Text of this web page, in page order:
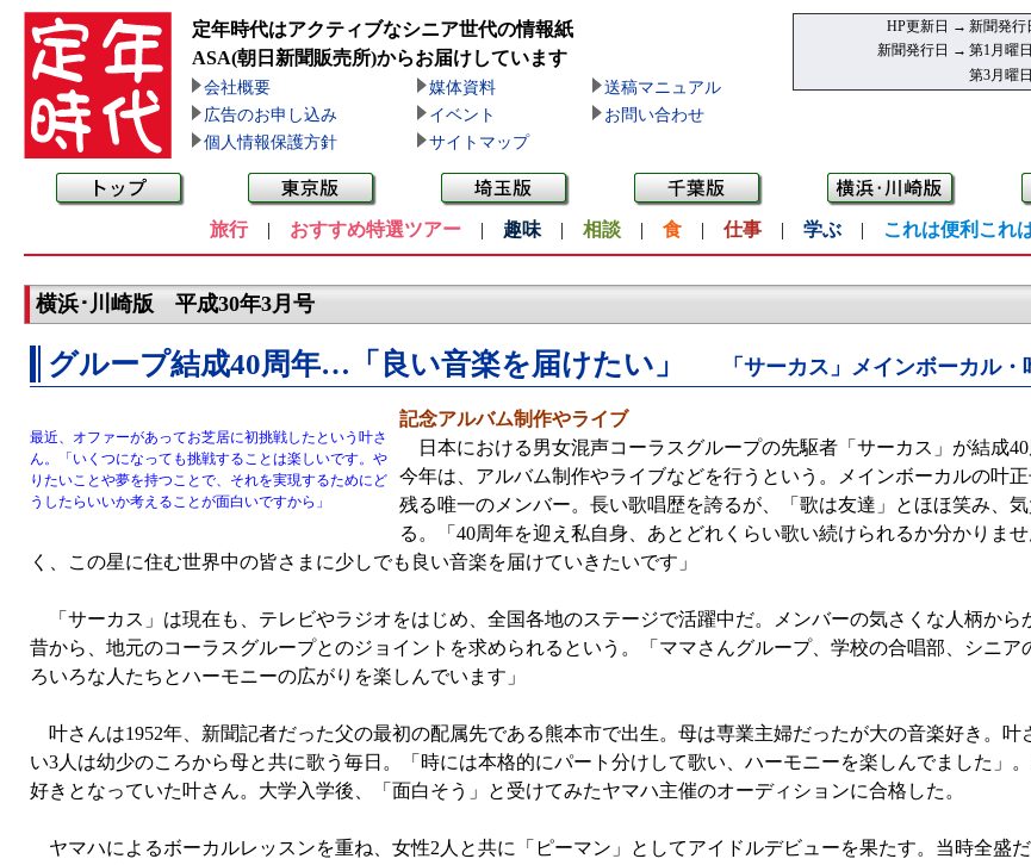
定年時代はアクティブなシニア世代の情報紙
ASA(朝日新聞販売所)からお届けしています
会社概要 媒体資料
送稿マニュアル
広告のお申し込み
イベント
お問い合わせ
個人情報保護方針
サイトマップ
HP更新日 → 新聞発行
新聞発行日 → 第1月曜
第3月曜
旅行| おすすめ特選ツアー | 趣味 | 相談 | 食 | 仕事 | 学ぶ | これは便利これ
横浜･川崎版 平成30年3月号
グループ結成40周年…「良い音楽を届けたい」 「サーカス」メインボーカル
最近、オファーがあってお芝居に初挑戦したという叶さ
ん。「いくつになっても挑戦することは楽しいです。や
りたいことや夢を持つことで、それを実現するためにど
うしたらいいか考えることが面白いですから」
記念アルバム制作やライブ
日本における男女混声コーラスグループの先駆者「サーカス」が結成
今年は、アルバム制作やライブなどを行うという。メインボーカルの叶
残る唯一のメンバー。長い歌唱歴を誇るが、「歌は友達」とほほ笑み、
る。「40周年を迎え私自身、あとどれくらい歌い続けられるか分かりま
く、この星に住む世界中の皆さまに少しでも良い音楽を届けていきたいです」
「サーカス」は現在も、テレビやラジオをはじめ、全国各地のステージで活躍中だ。メンバーの気さくな人柄から
昔から、地元のコーラスグループとのジョイントを求められるという。「ママさんグループ、学校の合唱部、シニア
ろいろな人たちとハーモニーの広がりを楽しんでいます」
叶さんは1952年、新聞記者だった父の最初の配属先である熊本市で出生。母は専業主婦だったが大の音楽好き。叶
い3人は幼少のころから母と共に歌う毎日。「時には本格的にパート分けして歌い、ハーモニーを楽しんでました」
好きとなっていた叶さん。大学入学後、「面白そう」と受けてみたヤマハ主催のオーディションに合格した。
ヤマハによるボーカルレッスンを重ね、女性2人と共に「ピーマン」としてアイドルデビューを果たす。当時全盛